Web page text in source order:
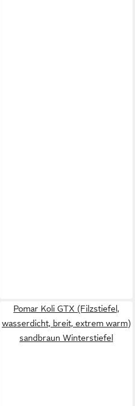
Pomar Koli GTX (Filzstiefel,
wasserdicht, breit, extrem warm)
sandbraun Winterstiefel